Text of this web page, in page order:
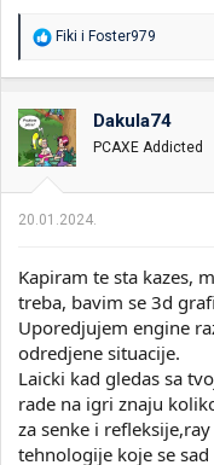
R
a
o
v
a
n
:
Fiki i Foster979
Dakula74
PCAXE Addicted
20.01.2024.
Kapiram te sta kazes,
treba, bavim se 3d
Uporedjujem engine
odredjene situacije.
Laicki kad gledas sa
rade na igri znaju
za senke i refleksije,ray
tehnologije koje se